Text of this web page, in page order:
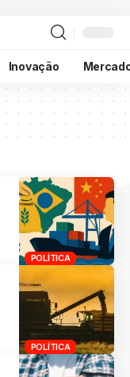
Inovação
POLÍTICA
POLÍTICA